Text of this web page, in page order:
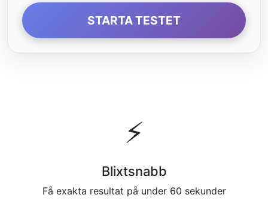
STARTA TESTET
⚡
Blixtsnabb
Få exakta resultat på under 60 sekunder